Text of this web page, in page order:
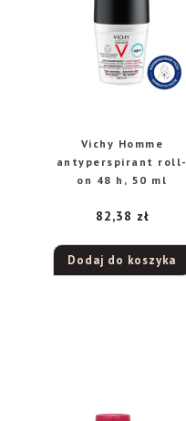
Vichy Homme
antyperspirant roll-
on 48 h, 50 ml
82,38 zł
Dodaj do koszyka